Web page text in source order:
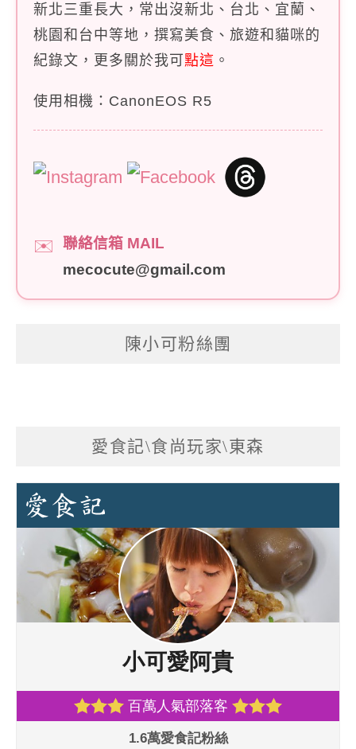
新北三重長大，常出沒新北、台北、宜蘭、
桃園和台中等地，撰寫美食、旅遊和貓咪的
紀錄文，更多關於我可點這 。
使用相機：CanonEOS R5
✉️
聯絡信箱 MAIL
mecocute@gmail.com
陳小可粉絲團
愛食記\食尚玩家\東森